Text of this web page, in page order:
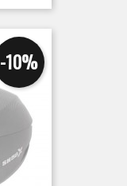
-10%